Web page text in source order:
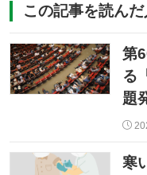
この記事を読ん
第
る
題
寒